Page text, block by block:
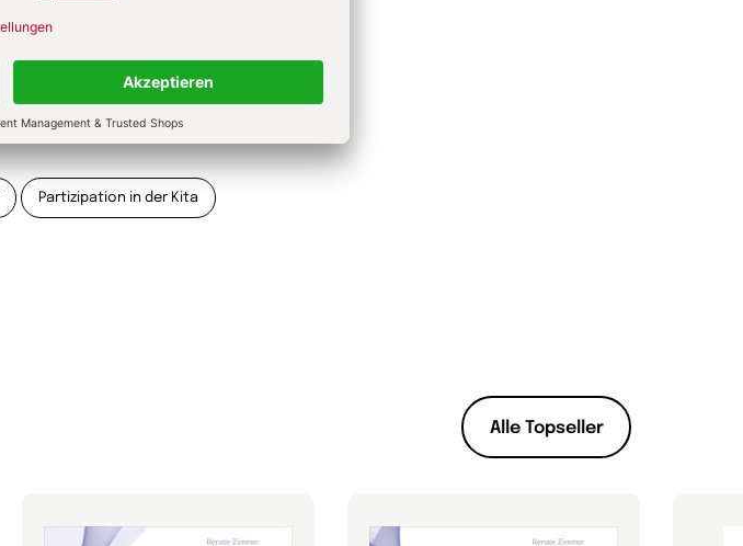
Partizipation in der Kita
Alle Topseller